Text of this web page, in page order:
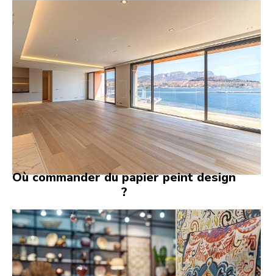
Où commander du papier peint design
?